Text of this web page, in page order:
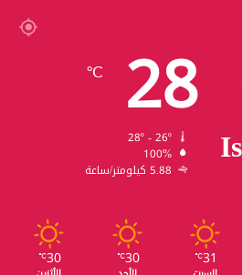
28
℃
100%
5.88 كيلومتر/ساعة
31
℃
30
℃
30
℃